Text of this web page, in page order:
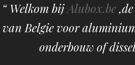
“ Welkom bijAlubox.be
van Belgie voor
onderbouw of